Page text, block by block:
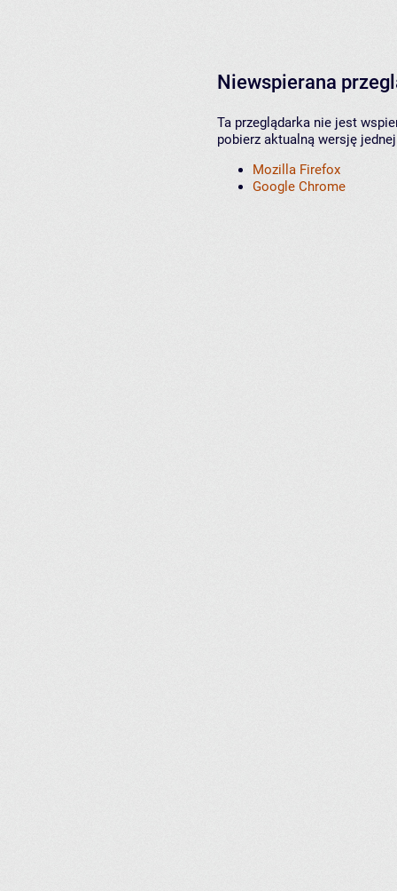
Niewspierana
Ta przeglądarka nie jest
pobierz aktualną wersję
Mozilla Firefox
Google Chrome